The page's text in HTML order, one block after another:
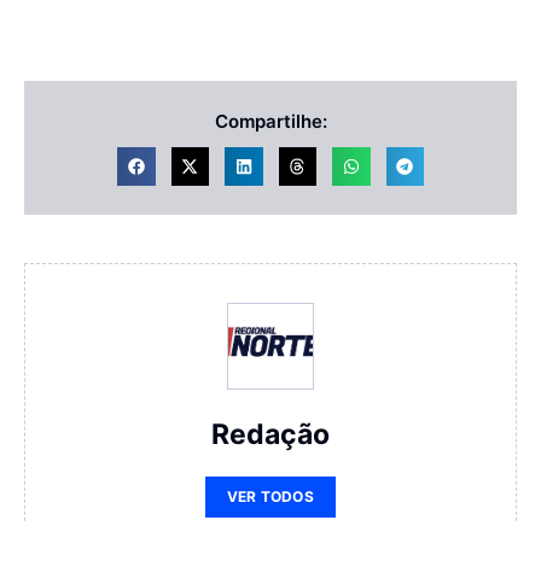
Compartilhe:
Redação
VER TODOS